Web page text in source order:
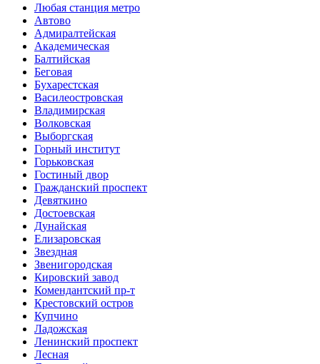
Любая станция метро
Автово
Адмиралтейская
Академическая
Балтийская
Беговая
Бухарестская
Василеостровская
Владимирская
Волковская
Выборгская
Горный институт
Горьковская
Гостиный двор
Гражданский проспект
Девяткино
Достоевская
Дунайская
Елизаровская
Звездная
Звенигородская
Кировский завод
Комендантский пр-т
Крестовский остров
Купчино
Ладожская
Ленинский проспект
Лесная